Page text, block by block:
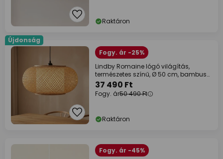
Raktáron
Újdonság
Fogy. ár -25%
Lindby Romaine lógó világítás,
természetes színű, Ø 50 cm, bambusz,
E27
37 490 Ft
Fogy. ár50 490 Ft
Raktáron
Fogy. ár -45%